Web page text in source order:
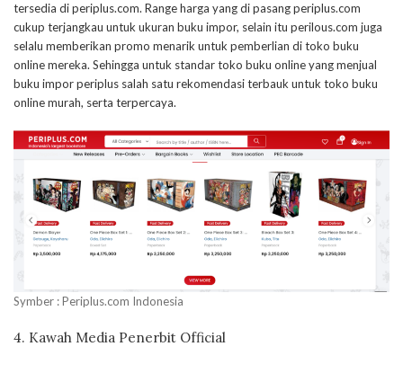
tersedia di periplus.com. Range harga yang di pasang periplus.com
cukup terjangkau untuk ukuran buku impor, selain itu perilous.com juga
selalu memberikan promo menarik untuk pemberlian di toko buku
online mereka. Sehingga untuk standar toko buku online yang menjual
buku impor periplus salah satu rekomendasi terbauk untuk toko buku
online murah, serta terpercaya.
Symber : Periplus.com Indonesia
4. Kawah Media Penerbit Official